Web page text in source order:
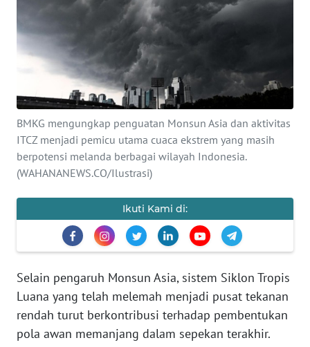
BMKG mengungkap penguatan Monsun Asia dan aktivitas
ITCZ menjadi pemicu utama cuaca ekstrem yang masih
berpotensi melanda berbagai wilayah Indonesia.
(WAHANANEWS.CO/Ilustrasi)
Ikuti Kami di:
Selain pengaruh Monsun Asia, sistem Siklon Tropis
Luana yang telah melemah menjadi pusat tekanan
rendah turut berkontribusi terhadap pembentukan
pola awan memanjang dalam sepekan terakhir.
KESEHATAN
INTERNASIONAL
SERBA-SERBI
PENDIDIKAN
Informasi
INDEKS